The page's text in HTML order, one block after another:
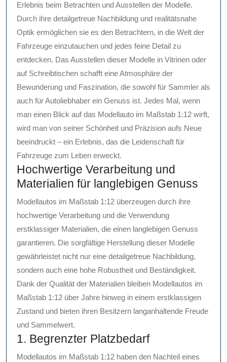
Erlebnis beim Betrachten und Ausstellen der Modelle.
Durch ihre detailgetreue Nachbildung und realitätsnahe
Optik ermöglichen sie es den Betrachtern, in die Welt der
Fahrzeuge einzutauchen und jedes feine Detail zu
entdecken. Das Ausstellen dieser Modelle in Vitrinen oder
auf Schreibtischen schafft eine Atmosphäre der
Bewunderung und Faszination, die sowohl für Sammler als
auch für Autoliebhaber ein Genuss ist. Jedes Mal, wenn
man einen Blick auf das Modellauto im Maßstab 1:12 wirft,
wird man von seiner Schönheit und Präzision aufs Neue
beeindruckt – ein Erlebnis, das die Leidenschaft für
Fahrzeuge zum Leben erweckt.
Hochwertige Verarbeitung und
Materialien für langlebigen Genuss
Modellautos im Maßstab 1:12 überzeugen durch ihre
hochwertige Verarbeitung und die Verwendung
erstklassiger Materialien, die einen langlebigen Genuss
garantieren. Die sorgfältige Herstellung dieser Modelle
gewährleistet nicht nur eine detailgetreue Nachbildung,
sondern auch eine hohe Robustheit und Beständigkeit.
Dank der Qualität der Materialien bleiben Modellautos im
Maßstab 1:12 über Jahre hinweg in einem erstklassigen
Zustand und bieten ihren Besitzern langanhaltende Freude
und Sammelwert.
1. Begrenzter Platzbedarf
Modellautos im Maßstab 1:12 haben den Nachteil eines